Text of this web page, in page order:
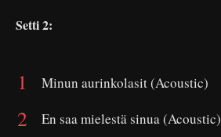
Setti 2:
Minun aurinkolasit (Acoustic)
En saa mielestä sinua (Acoustic)